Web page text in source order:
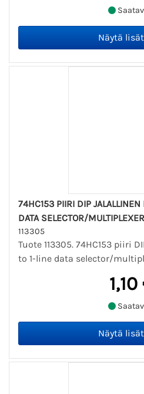
74HC153 PIIRI DIP
DATA SELECTOR/MULTIPLEXER
113305
Tuote 113305. 74HC153 piiri
to 1-line data selector/